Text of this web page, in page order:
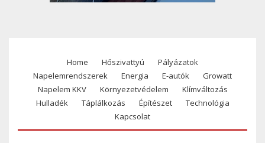
Footer
menu
Home Hőszivattyú
Pályázatok
Napelemrendszerek
Energia E-autók
Growatt
Napelem KKV
Környezetvédelem
Klímváltozás
Hulladék
Táplálkozás Építészet
Technológia
Kapcsolat